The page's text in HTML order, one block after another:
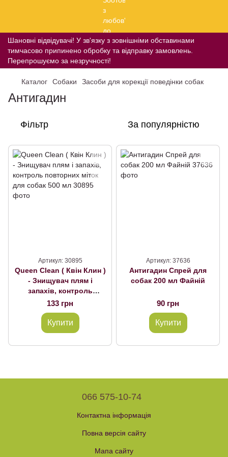
Шановні відвідувачі! У зв'язку з зовнішніми обставинами
тимчасово припинено обробку та відправку замовлень.
Перепрошуємо за незручності!
Каталог Собаки Засоби для корекції поведінки собак
Антигадин
Фільтр За популярністю
Артикул: 30895
Queen Clean ( Квін Клин )
- Знищувач плям і
запахів, контроль
повторних міток для
собак 500 мл
133 грн
Купити
Артикул: 37636
Антигадин Спрей для
собак 200 мл Файній
90 грн
Купити
066 575-10-74
Контактна інформація
Повна версія сайту
Мапа сайту